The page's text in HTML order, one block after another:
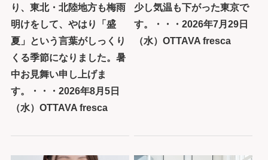
り、東北・北陸地方も梅雨
明けをして、やはり「盛
夏」という言葉がしっくり
くる季節になりました。暑
中お見舞い申し上げま
す。・・・2026年8月5日
（水）OTTAVA fresca
少し気温も下がった東京で
す。・・・2026年7月29日
（水）OTTAVA fresca